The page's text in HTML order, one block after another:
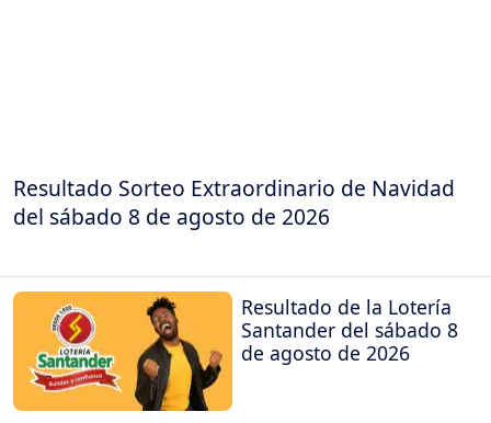
Resultado Sorteo Extraordinario de Navidad
del sábado 8 de agosto de 2026
Resultado de la Lotería
Santander del sábado 8
de agosto de 2026